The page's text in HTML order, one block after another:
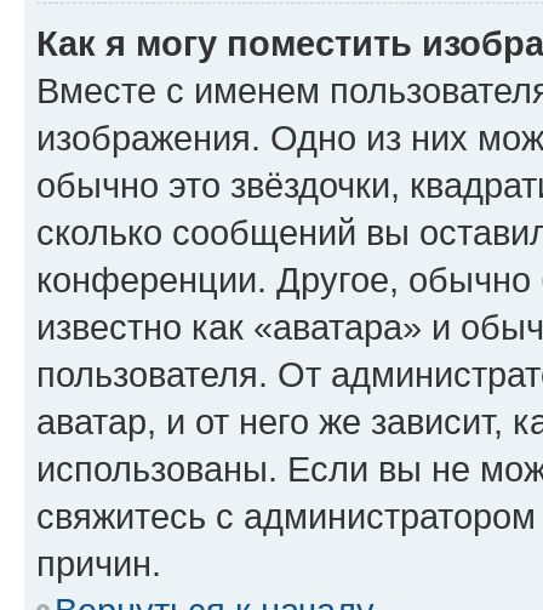
Как я могу поместить
Вместе с именем
изображения. Одно из них
обычно это звёздочки,
сколько сообщений вы
конференции. Другое,
известно как «аватара» и
пользователя. От
аватар, и от него же зависит,
использованы. Если вы не
свяжитесь с
причин.